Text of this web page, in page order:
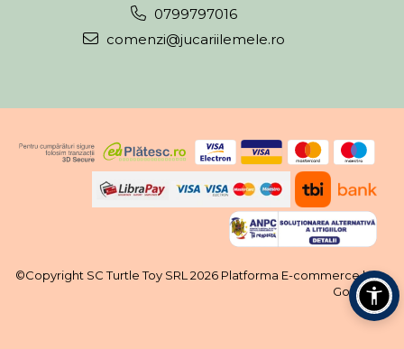
0799797016
comenzi@jucariilemele.ro
©Copyright SC Turtle Toy SRL 2026 Platforma E-commerce by
Gomag